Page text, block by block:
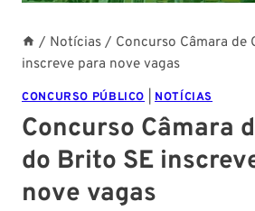
/ Notícias / Concurso Câmara de
inscreve para nove vagas
CONCURSO PÚBLICO NOTÍCIAS
Concurso Câmara
do Brito SE
nove vagas